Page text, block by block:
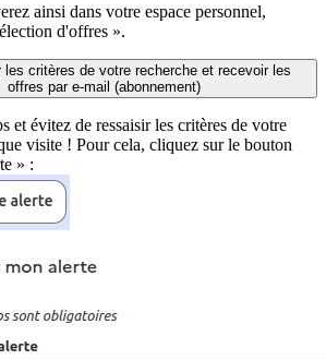
ainsi dans votre espace personnel,
d'offres ».
les critères de votre recherche et recevoir les
offres par e-mail (abonnement)
et évitez de ressaisir les critères de votre
visite ! Pour cela, cliquez sur le bouton
» :